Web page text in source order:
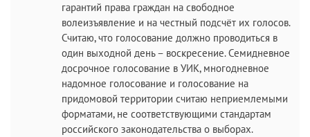
гарантий права граждан на свободное
волеизъявление и на честный подсчёт их голосов.
Считаю, что голосование должно проводиться в
один выходной день – воскресение. Семидневное
досрочное голосование в УИК, многодневное
надомное голосование и голосование на
придомовой территории считаю неприемлемыми
форматами, не соответствующими стандартам
российского законодательства о выборах.